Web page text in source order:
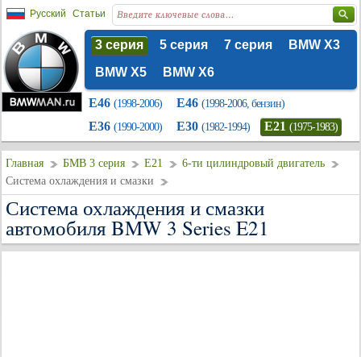
Русский Статьи
3 серия 5 серия 7 серия
BMW X3
BMW X5
BMW X6
E46 (1998-2006) E46 (1998-2006, бензин)
E36 (1990-2000) E30 (1982-1994) E21 (1975-1983)
Главная БМВ 3 серия E21
6-ти цилиндровый двигатель
Система охлаждения и смазки
Система охлаждения и смазки
автомобиля BMW 3 Series E21